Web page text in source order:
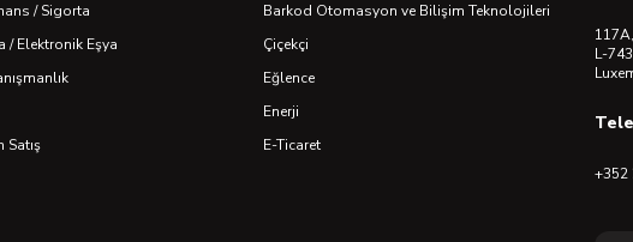
/ Sigorta
Barkod Otomasyon ve Bilişim Teknolojileri
/ Elektronik Eşya
Çiçekçi
Eğlence
Enerji
Satış
E-Ticaret
L-
+352